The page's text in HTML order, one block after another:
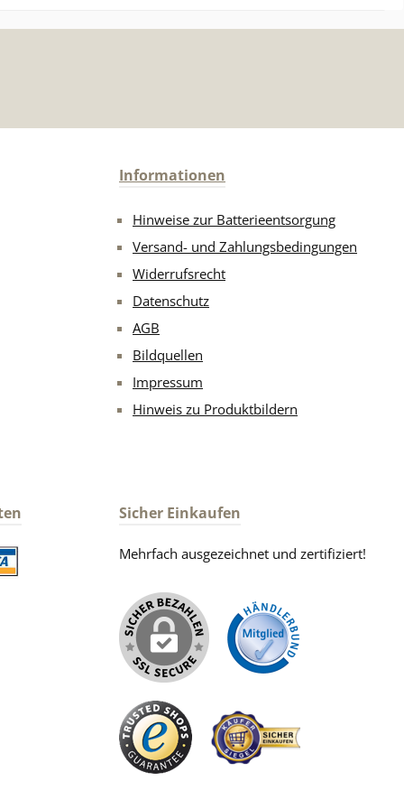
Informationen
Hinweise zur Batterieentsorgung
Versand- und Zahlungsbedingungen
Widerrufsrecht
Datenschutz
AGB
Bildquellen
Impressum
Hinweis zu Produktbildern
Bild 2
Sicher Einkaufen
Mehrfach ausgezeichnet und zertifiziert!